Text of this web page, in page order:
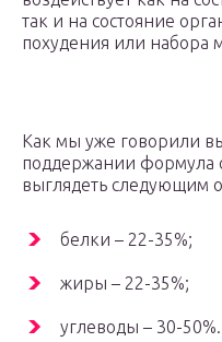
так и на состояние
похудения или набора
Как мы уже говорили
поддержании формула
выглядеть следующим
белки – 22-35%;
жиры – 22-35%;
углеводы – 30-50%.